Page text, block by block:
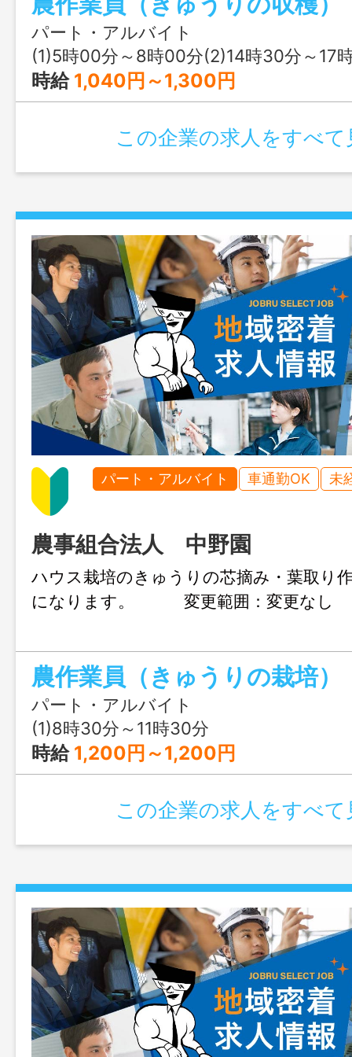
パート・アルバイト
(1)5時00分～8時00分(2)14時30分～17
時給 1,040円～1,300円
この企業の求人をすべて
パート・アルバイト 車通勤OK 未
農事組合法人 中野園
ハウス栽培のきゅうりの芯摘み・葉取り
になります。 変更範囲：変更
農作業員（きゅうりの栽培）
パート・アルバイト
(1)8時30分～11時30分
時給 1,200円～1,200円
この企業の求人をすべて